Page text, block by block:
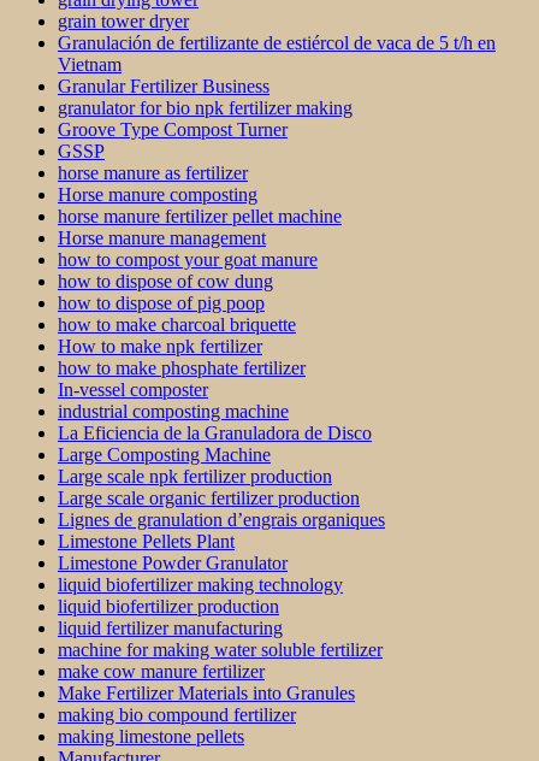
grain tower dryer
Granulación de fertilizante de estiércol de vaca de 5 t/h en
Vietnam
Granular Fertilizer Business
granulator for bio npk fertilizer making
Groove Type Compost Turner
GSSP
horse manure as fertilizer
Horse manure composting
horse manure fertilizer pellet machine
Horse manure management
how to compost your goat manure
how to dispose of cow dung
how to dispose of pig poop
how to make charcoal briquette
How to make npk fertilizer
how to make phosphate fertilizer
In-vessel composter
industrial composting machine
La Eficiencia de la Granuladora de Disco
Large Composting Machine
Large scale npk fertilizer production
Large scale organic fertilizer production
Lignes de granulation d’engrais organiques
Limestone Pellets Plant
Limestone Powder Granulator
liquid biofertilizer making technology
liquid biofertilizer production
liquid fertilizer manufacturing
machine for making water soluble fertilizer
make cow manure fertilizer
Make Fertilizer Materials into Granules
making bio compound fertilizer
making limestone pellets